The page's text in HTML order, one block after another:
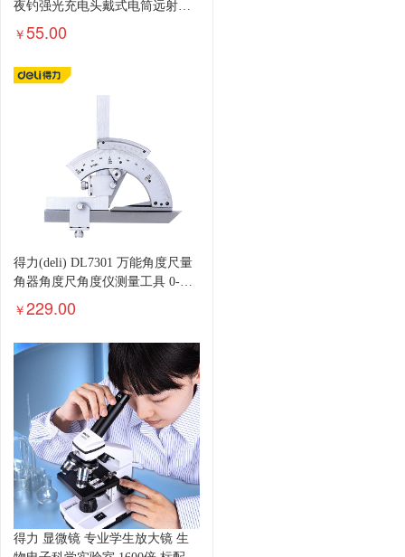
夜钓强光充电头戴式电筒远射防
水户外钓鱼灯
￥55.00
得力(deli) DL7301 万能角度尺量
角器角度尺角度仪测量工具 0-
320° 货期下单前请询问客服
￥229.00
得力 显微镜 专业学生放大镜 生